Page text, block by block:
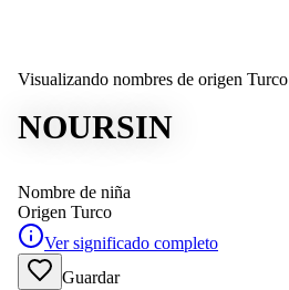
Visualizando nombres de origen Turco
NOURSIN
Nombre de niña
Origen Turco
Ver significado completo
Guardar